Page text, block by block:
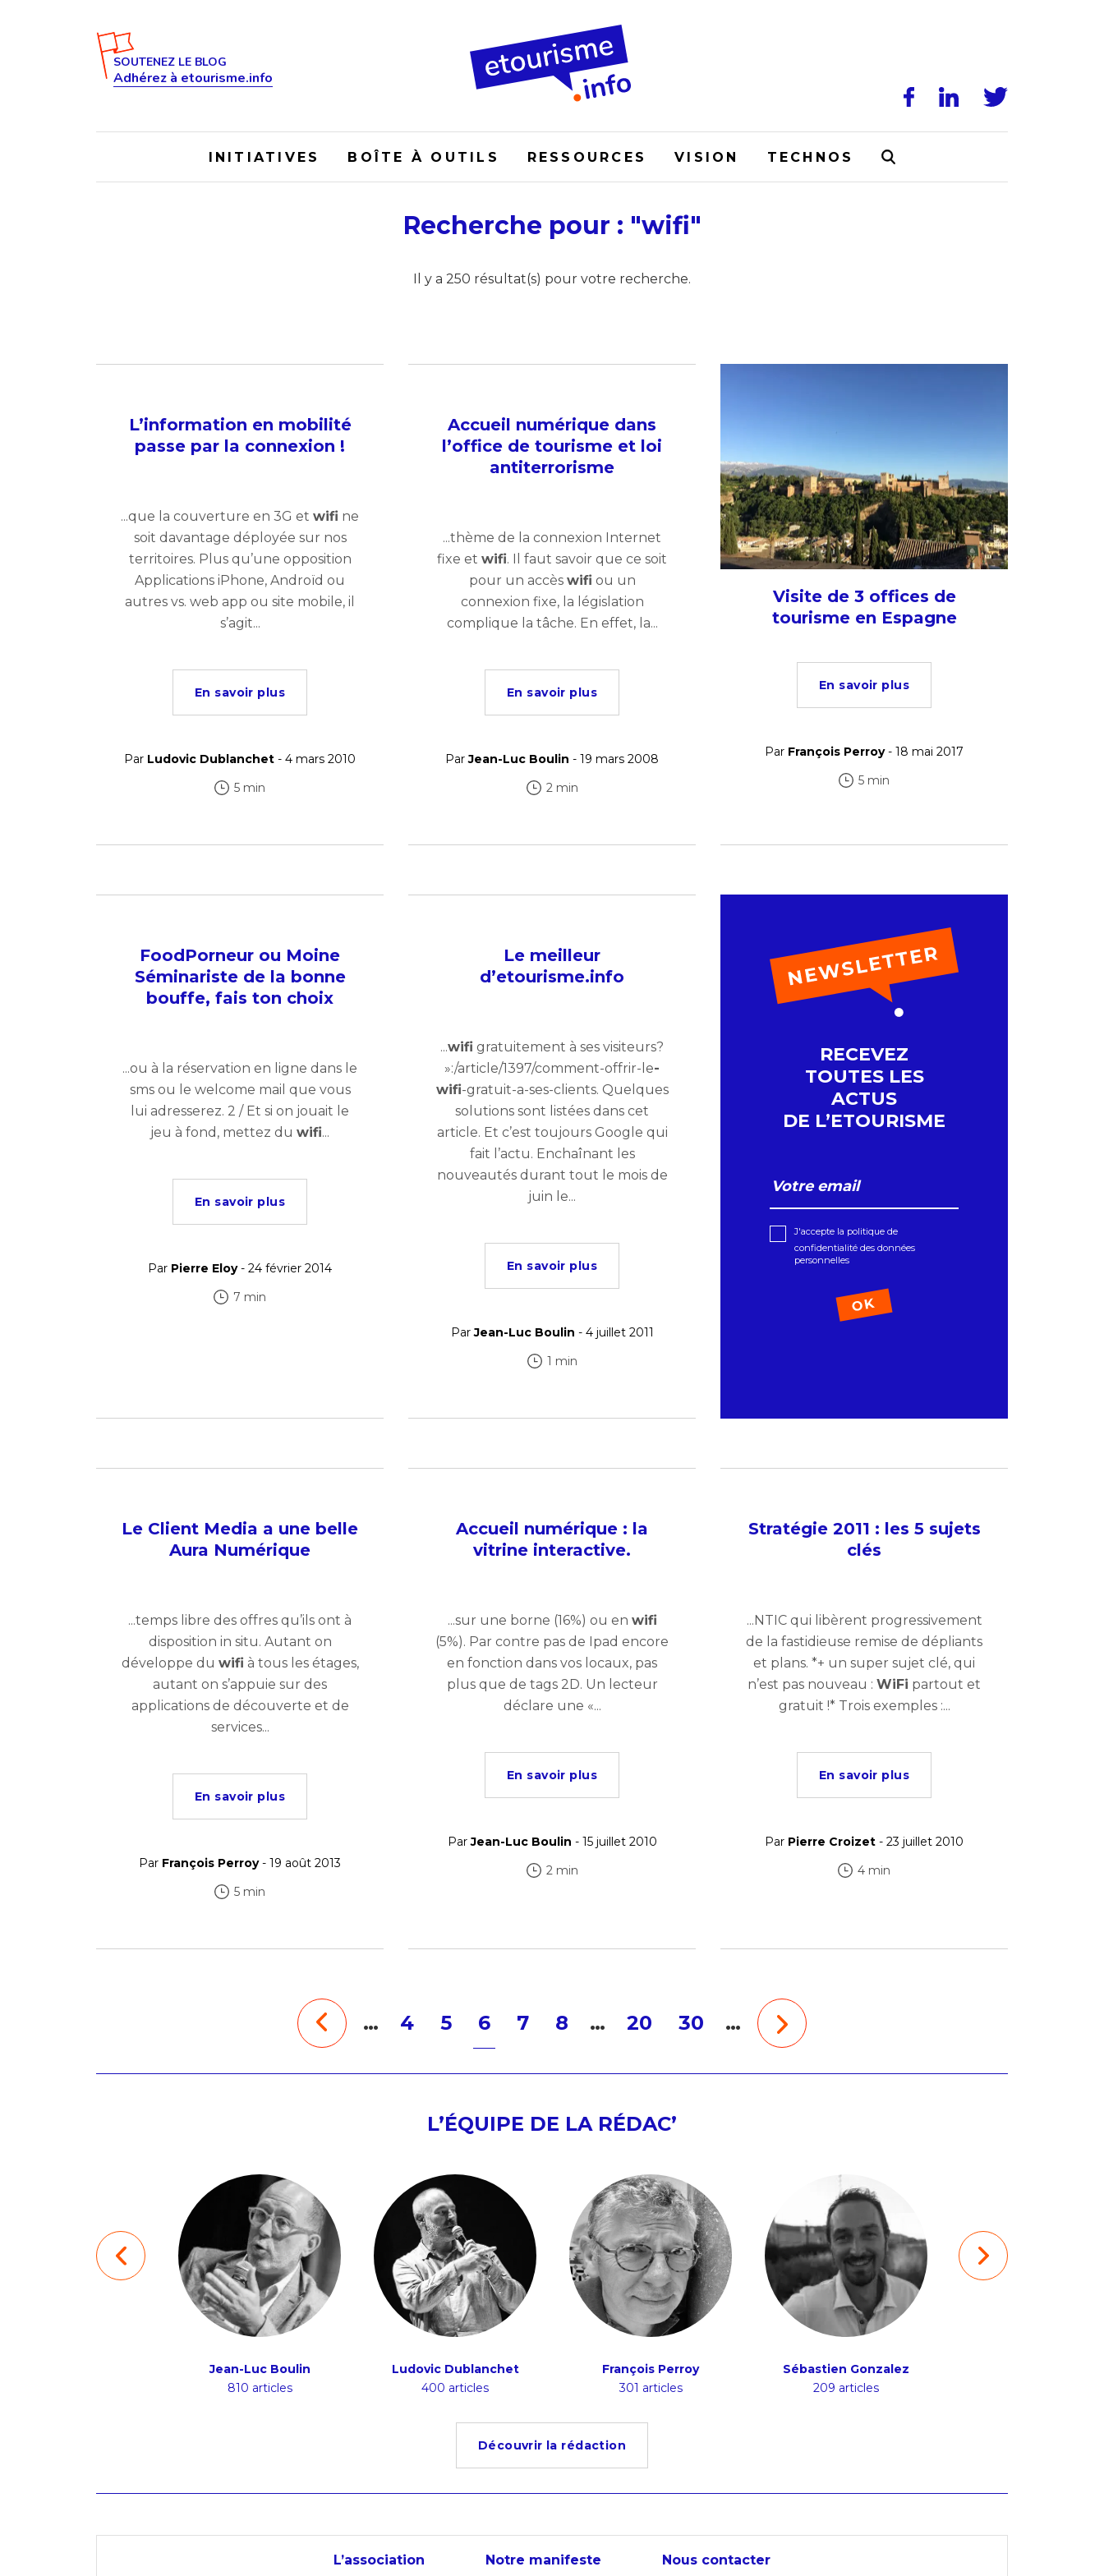
SOUTENEZ LE BLOG
Adhérez à etourisme.info
INITIATIVES BOÎTE À OUTILS RESSOURCES VISION TECHNOS
Recherche pour : "wifi"
Il y a 250 résultat(s) pour votre recherche.
L’information en mobilité
passe par la connexion !
...que la couverture en 3G et wifi ne
soit davantage déployée sur nos
territoires. Plus qu’une opposition
Applications iPhone, Androïd ou
autres vs. web app ou site mobile, il
s’agit...
En savoir plus
Par Ludovic Dublanchet - 4 mars 2010
5 min
Accueil numérique dans
l’office de tourisme et loi
antiterrorisme
...thème de la connexion Internet
fixe et wifi. Il faut savoir que ce soit
pour un accès wifi ou un
connexion fixe, la législation
complique la tâche. En effet, la...
En savoir plus
ParJean-Luc Boulin - 19 mars 2008
2 min
Visite de 3 offices de
tourisme en Espagne
En savoir plus
Par François Perroy- 18 mai 2017
5 min
FoodPorneur ou Moine
Séminariste de la bonne
bouffe, fais ton choix
...ou à la réservation en ligne dans le
sms ou le welcome mail que vous
lui adresserez. 2 / Et si on jouait le
jeu à fond, mettez du wifi...
En savoir plus
Par Pierre Eloy- 24 février 2014
7 min
Le meilleur
d’etourisme.info
...wifi gratuitement à ses visiteurs?
»:/article/1397/comment-offrir-le-
wifi-gratuit-a-ses-clients. Quelques
solutions sont listées dans cet
article. Et c’est toujours Google qui
fait l’actu. Enchaînant les
nouveautés durant tout le mois de
juin le...
En savoir plus
ParJean-Luc Boulin - 4 juillet 2011
1 min
RECEVEZ
TOUTES LES
ACTUS
DE L’ETOURISME
J'accepte la politique de
confidentialité des données
personnelles
Le Client Media a une belle
Aura Numérique
...temps libre des offres qu’ils ont à
disposition in situ. Autant on
développe du wifi à tous les étages,
autant on s’appuie sur des
applications de découverte et de
services...
En savoir plus
Par François Perroy- 19 août 2013
5 min
Accueil numérique : la
vitrine interactive.
...sur une borne (16%) ou en wifi
(5%). Par contre pas de Ipad encore
en fonction dans vos locaux, pas
plus que de tags 2D. Un lecteur
déclare une «...
En savoir plus
ParJean-Luc Boulin - 15 juillet 2010
2 min
Stratégie 2011 : les 5 sujets
clés
...NTIC qui libèrent progressivement
de la fastidieuse remise de dépliants
et plans. *+ un super sujet clé, qui
n’est pas nouveau : WiFi partout et
gratuit !* Trois exemples :...
En savoir plus
Par Pierre Croizet - 23 juillet 2010
4 min
… 4 5 6 7 8 … 20 30 …
L’ÉQUIPE DE LA RÉDAC’
Jean-Luc Boulin
810 articles
Ludovic Dublanchet
400 articles
François Perroy
301 articles
Sébastien Gonzalez
209 articles
Découvrir la rédaction
L’association Notre manifeste Nous contacter